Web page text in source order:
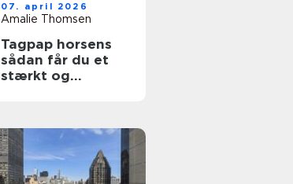
07. april 2026
Amalie Thomsen
Tagpap horsens
sådan får du et
stærkt og